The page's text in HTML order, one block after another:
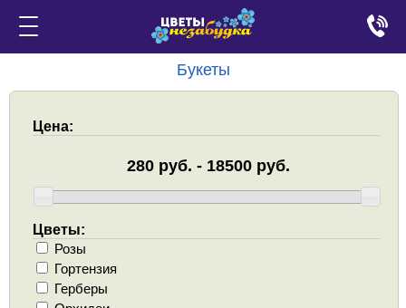
Букеты
Цена:
Цветы:
Розы
Гортензия
Герберы